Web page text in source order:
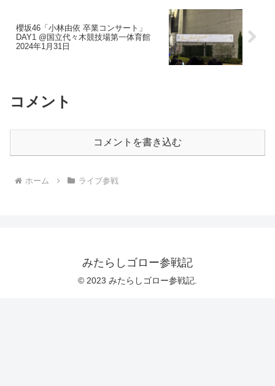
櫻坂46「小林由依 卒業コンサート」
DAY1 @国立代々木競技場第一体育館
2024年1月31日
コメント
コメントを書き込む
ホーム ライブ参戦
みたらしゴロー参戦記
© 2023 みたらしゴロー参戦記.